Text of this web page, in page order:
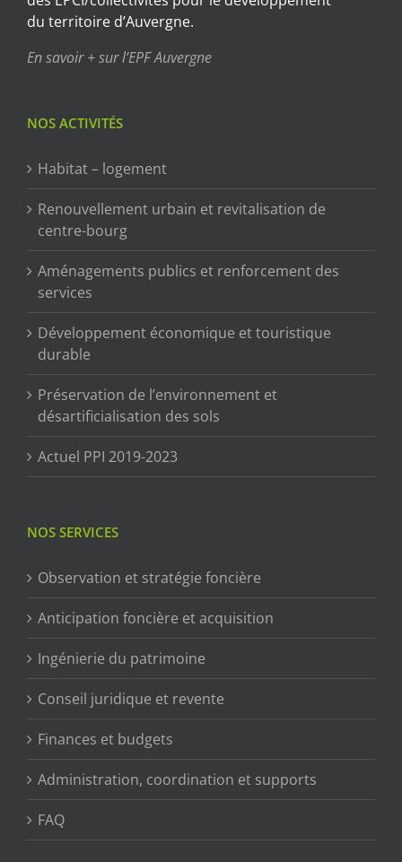
du territoire d’Auvergne.
En savoir + sur l’EPF Auvergne
NOS ACTIVITÉS
Habitat – logement
Renouvellement urbain et revitalisation de
centre-bourg
Aménagements publics et renforcement des
services
Développement économique et touristique
durable
Préservation de l’environnement et
désartificialisation des sols
Actuel PPI 2019-2023
NOS SERVICES
Observation et stratégie foncière
Anticipation foncière et acquisition
Ingénierie du patrimoine
Conseil juridique et revente
Finances et budgets
Administration, coordination et supports
FAQ